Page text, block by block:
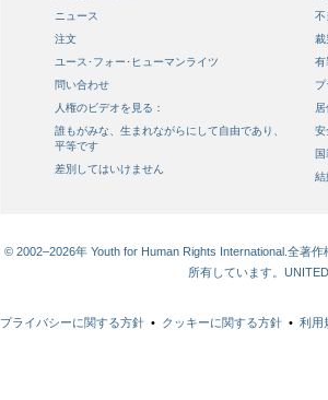
ニュース
注文
ユース･フォー･ヒューマンライツ
問い合わせ
人権のビデオを見る：
誰もがみな、生まれながらにして自由であり、
平等です
差別してはいけません
不
裁
有
安
結
© 2002–2026年 Youth for Human Rights International.全著
所有しています。
プライバシーに関する方針 • クッキーに関する方針 • 利用